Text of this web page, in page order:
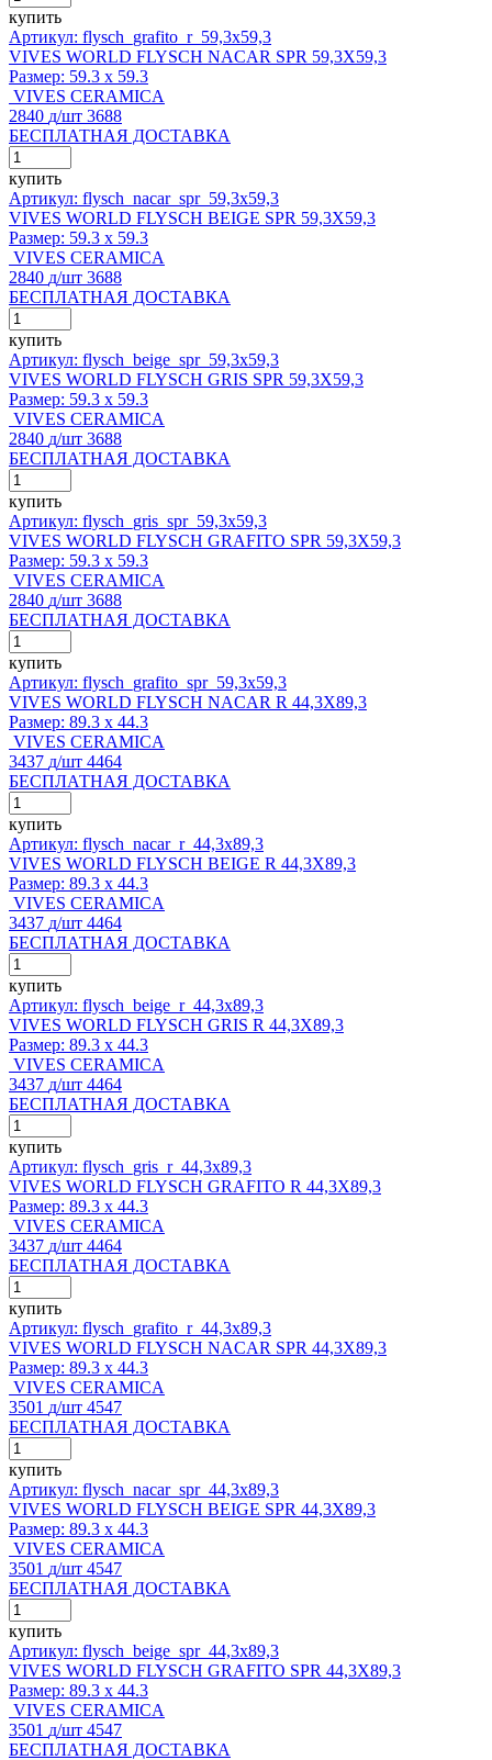
купить
Артикул: flysch_grafito_r_59,3x59,3
VIVES WORLD FLYSCH NACAR SPR 59,3X59,3
Размер: 59.3 x 59.3
VIVES CERAMICA
2840 д/шт 3688
БЕСПЛАТНАЯ ДОСТАВКА
купить
Артикул: flysch_nacar_spr_59,3x59,3
VIVES WORLD FLYSCH BEIGE SPR 59,3X59,3
Размер: 59.3 x 59.3
VIVES CERAMICA
2840 д/шт 3688
БЕСПЛАТНАЯ ДОСТАВКА
купить
Артикул: flysch_beige_spr_59,3x59,3
VIVES WORLD FLYSCH GRIS SPR 59,3X59,3
Размер: 59.3 x 59.3
VIVES CERAMICA
2840 д/шт 3688
БЕСПЛАТНАЯ ДОСТАВКА
купить
Артикул: flysch_gris_spr_59,3x59,3
VIVES WORLD FLYSCH GRAFITO SPR 59,3X59,3
Размер: 59.3 x 59.3
VIVES CERAMICA
2840 д/шт 3688
БЕСПЛАТНАЯ ДОСТАВКА
купить
Артикул: flysch_grafito_spr_59,3x59,3
VIVES WORLD FLYSCH NACAR R 44,3X89,3
Размер: 89.3 x 44.3
VIVES CERAMICA
3437 д/шт 4464
БЕСПЛАТНАЯ ДОСТАВКА
купить
Артикул: flysch_nacar_r_44,3x89,3
VIVES WORLD FLYSCH BEIGE R 44,3X89,3
Размер: 89.3 x 44.3
VIVES CERAMICA
3437 д/шт 4464
БЕСПЛАТНАЯ ДОСТАВКА
купить
Артикул: flysch_beige_r_44,3x89,3
VIVES WORLD FLYSCH GRIS R 44,3X89,3
Размер: 89.3 x 44.3
VIVES CERAMICA
3437 д/шт 4464
БЕСПЛАТНАЯ ДОСТАВКА
купить
Артикул: flysch_gris_r_44,3x89,3
VIVES WORLD FLYSCH GRAFITO R 44,3X89,3
Размер: 89.3 x 44.3
VIVES CERAMICA
3437 д/шт 4464
БЕСПЛАТНАЯ ДОСТАВКА
купить
Артикул: flysch_grafito_r_44,3x89,3
VIVES WORLD FLYSCH NACAR SPR 44,3X89,3
Размер: 89.3 x 44.3
VIVES CERAMICA
3501 д/шт 4547
БЕСПЛАТНАЯ ДОСТАВКА
купить
Артикул: flysch_nacar_spr_44,3x89,3
VIVES WORLD FLYSCH BEIGE SPR 44,3X89,3
Размер: 89.3 x 44.3
VIVES CERAMICA
3501 д/шт 4547
БЕСПЛАТНАЯ ДОСТАВКА
купить
Артикул: flysch_beige_spr_44,3x89,3
VIVES WORLD FLYSCH GRAFITO SPR 44,3X89,3
Размер: 89.3 x 44.3
VIVES CERAMICA
3501 д/шт 4547
БЕСПЛАТНАЯ ДОСТАВКА